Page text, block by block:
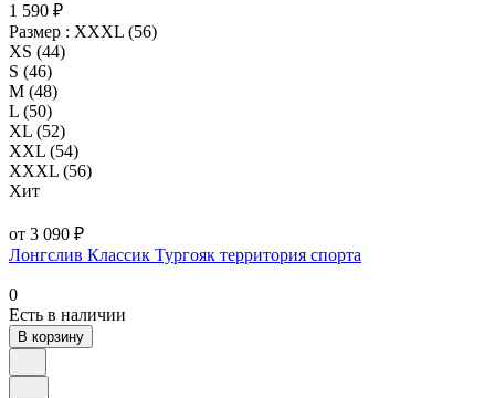
1 590 ₽
Размер : XXXL (56)
XS (44)
S (46)
M (48)
L (50)
XL (52)
XXL (54)
XXXL (56)
Хит
от 3 090 ₽
Лонгслив Классик Тургояк территория спорта
0
Есть в наличии
В корзину